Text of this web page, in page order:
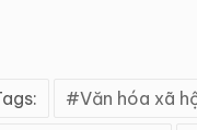
Văn hóa xã